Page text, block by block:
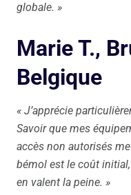
globale. »
Marie T.,
Belgique
« J’apprécie
Savoir que mes
accès non autorisés
bémol est le coût
en valent la peine. »